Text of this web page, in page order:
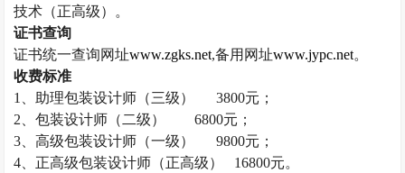
技术（正高级）。
证书查询
证书统一查询网址www.zgks.net,备用网址www.jypc.net。
收费标准
1
、助理包装设计师（三级） 3800元；
2 、包装设计师（二级） 6800元；
3 、高级包装设计师（一级） 9800元；
4 、正高级包装设计师（正高级） 16800元。